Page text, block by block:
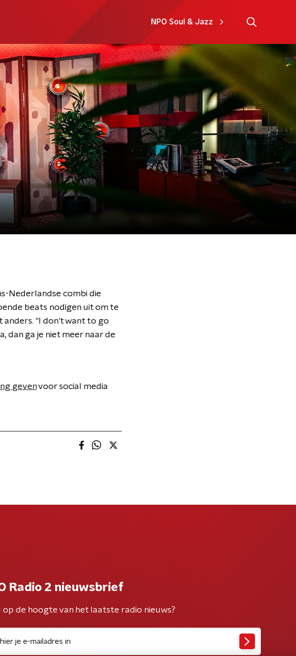
NPO Soul & Jazz
Nederlandse combi die
beats nodigen uit om te
anders. "I don't want to go
dan ga je niet meer naar de
gevenvoor social media
Radio 2 nieuwsbrief
op de hoogte van het laatste radio nieuws?